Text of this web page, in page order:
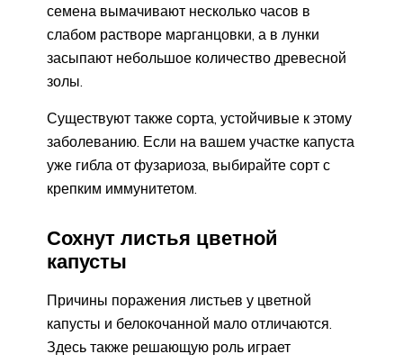
семена вымачивают несколько часов в
слабом растворе марганцовки, а в лунки
засыпают небольшое количество древесной
золы.
Существуют также сорта, устойчивые к этому
заболеванию. Если на вашем участке капуста
уже гибла от фузариоза, выбирайте сорт с
крепким иммунитетом.
Сохнут листья цветной
капусты
Причины поражения листьев у цветной
капусты и белокочанной мало отличаются.
Здесь также решающую роль играет